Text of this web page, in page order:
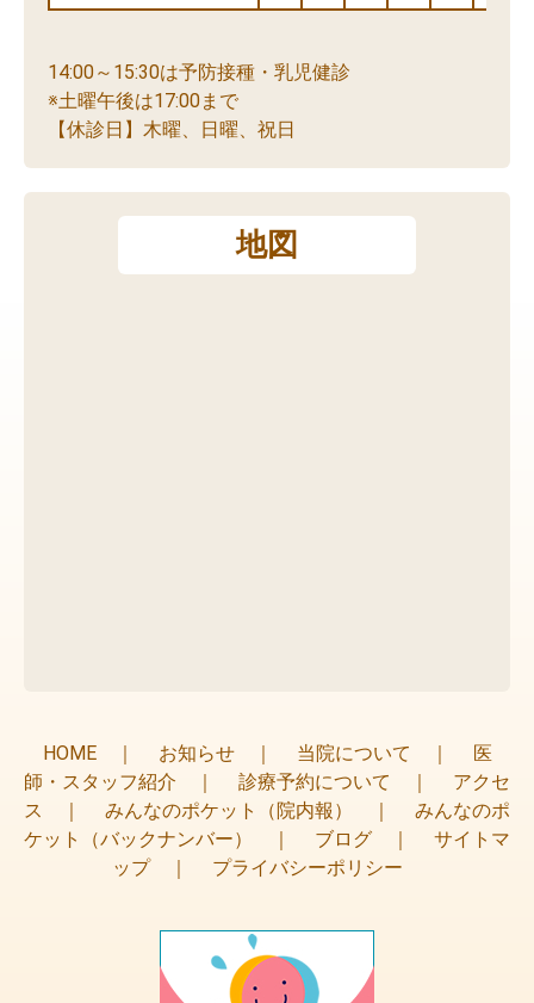
14:00～15:30は予防接種・乳児健診
※土曜午後は17:00まで
【休診日】木曜、日曜、祝日
地図
HOME ｜ お知らせ ｜ 当院について ｜
医
師・スタッフ紹介
｜ 診療予約について ｜
アクセ
ス
｜ みんなのポケット（院内報） ｜
みんなのポ
ケット（バックナンバー）
｜ ブログ ｜
サイトマ
ップ
｜ プライバシーポリシー